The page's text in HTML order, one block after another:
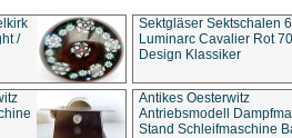
/
Sektgläser Sektschalen
Luminarc Cavalier Rot
Design Klassiker
Antikes Oesterwitz
Antriebsmodell
Stand Schleifmaschine